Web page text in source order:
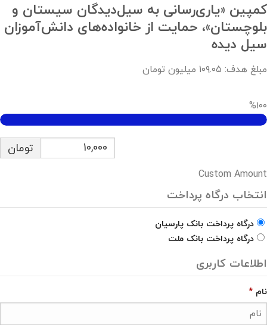
کمپین «یاری‌رسانی به سیل‌دیدگان سیستان و
بلوچستان»، حمایت از خانواده‌های دانش‌آموزان
سیل دیده
مبلغ هدف: ‫۱۰۹.۰۵ میلیون تومان‬
%۱۰۰
تومان
Custom Amount
انتخاب درگاه پرداخت
درگاه پرداخت بانک پارسیان
درگاه پرداخت بانک ملت
اطلاعات کاربری
نام *